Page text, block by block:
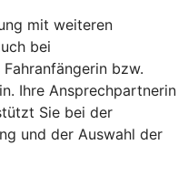
mit weiteren
bei
bzw.
Ihre Ansprechpartnerin
Sie bei der
und der Auswahl der